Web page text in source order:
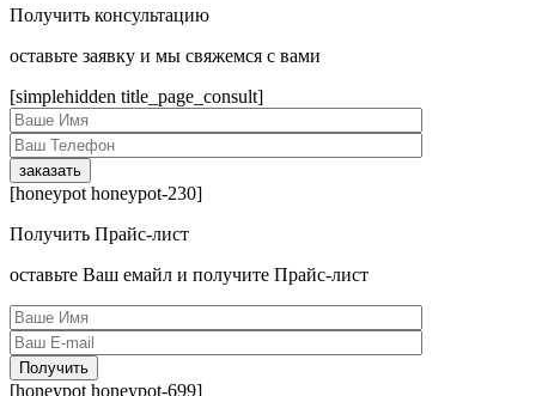
Получить консультацию
оcтавьте заявку и мы свяжемся с вами
[simplehidden title_page_consult]
[honeypot honeypot-230]
Получить Прайс-лист
оcтавьте Ваш емайл и получите Прайс-лист
[honeypot honeypot-699]